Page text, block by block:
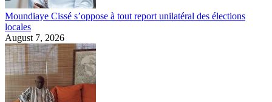
Moundiaye Cissé s’oppose à tout report unilatéral des élections
locales
August 7, 2026